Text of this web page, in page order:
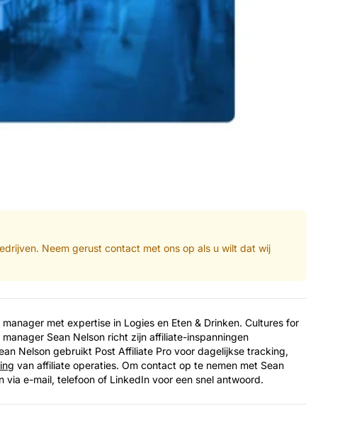
Neem gerust contact met ons op als u wilt dat wij
met expertise in Logies en Eten & Drinken. Cultures for
Sean Nelson richt zijn affiliate-inspanningen
Nelson gebruikt Post Affiliate Pro voor dagelijkse tracking,
van affiliate operaties. Om contact op te nemen met Sean
via e-mail, telefoon of LinkedIn voor een snel antwoord.